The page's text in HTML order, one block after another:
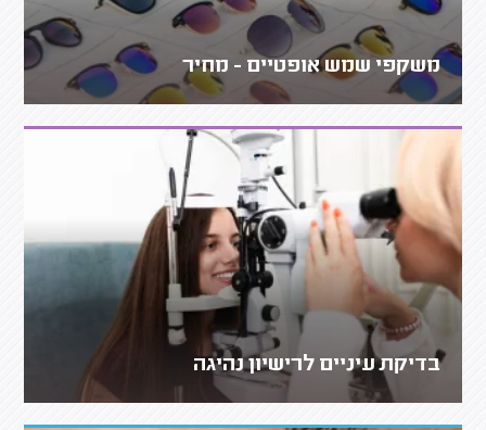
משקפי שמש אופטיים - מחיר
בדיקת עיניים לרישיון נהיגה